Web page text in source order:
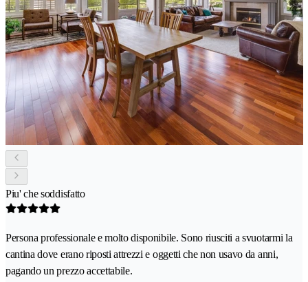
Piu' che soddisfatto
Persona professionale e molto disponibile. Sono riusciti a svuotarmi la
cantina dove erano riposti attrezzi e oggetti che non usavo da anni,
pagando un prezzo accettabile.